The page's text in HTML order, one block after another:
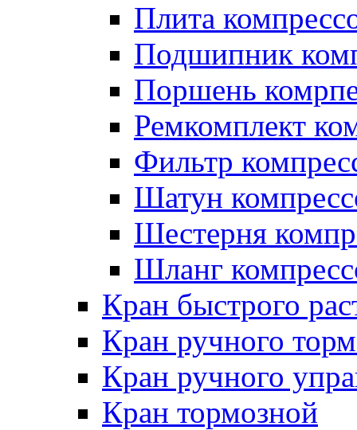
Плита
Подшипник
Поршень
Ремкомплект
Фильтр
Шатун
Шестерня
Шланг
Кран быстрого
Кран ручного
Кран ручного
Кран тормозной